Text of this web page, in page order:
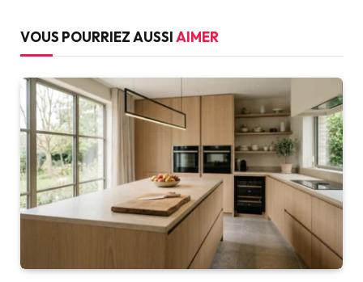
VOUS POURRIEZ AUSSIAIMER